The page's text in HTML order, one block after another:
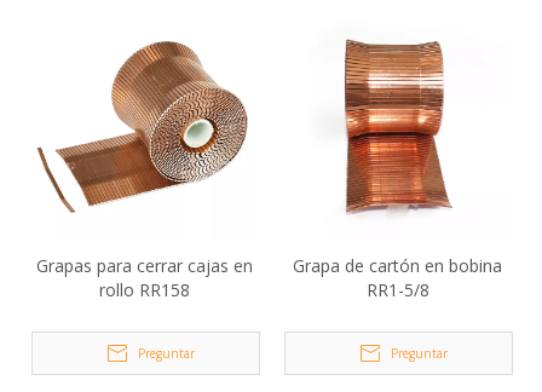
Grapas para cerrar cajas en
rollo RR158
Preguntar
Grapa de cartón en bobina
RR1-5/8
Preguntar